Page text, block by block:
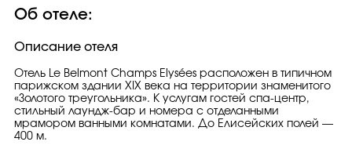
Об отеле:
Описание отеля
Отель Le Belmont Champs Elysées расположен в типичном
парижском здании XIX века на территории знаменитого
«Золотого треугольника». К услугам гостей спа-центр,
стильный лаундж-бар и номера с отделанными
мрамором ванными комнатами. До Елисейских полей —
400 м.